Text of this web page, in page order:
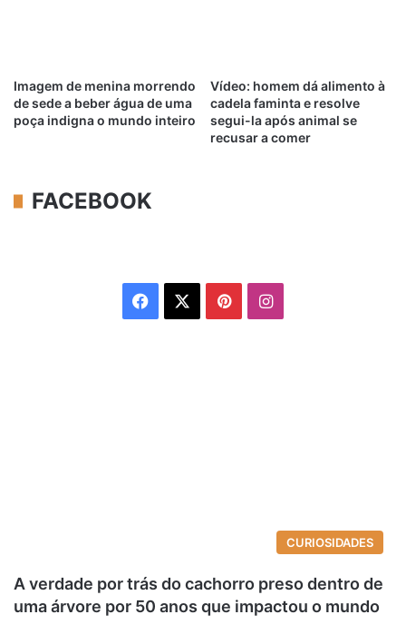
Imagem de menina morrendo
de sede a beber água de uma
poça indigna o mundo inteiro
Vídeo: homem dá alimento à
cadela faminta e resolve
segui-la após animal se
recusar a comer
FACEBOOK
Facebook PinterestInstagram
CURIOSIDADES
A verdade por trás do cachorro preso dentro de
uma árvore por 50 anos que impactou o mundo